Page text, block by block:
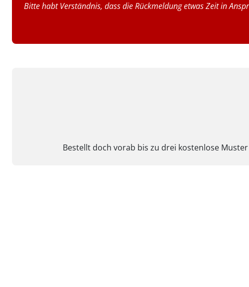
Bitte habt Verständnis, dass die Rückmeldung etwas Zeit in
Bestellt doch vorab bis zu drei kostenlose